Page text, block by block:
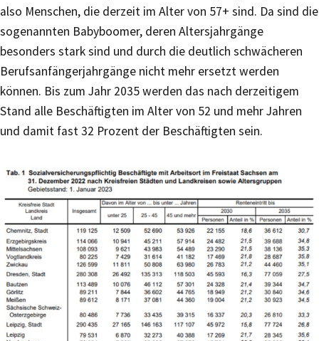
also Menschen, die derzeit im Alter von 57+ sind. Da sind die
sogenannten Babyboomer, deren Altersjahrgänge
besonders stark sind und durch die deutlich schwächeren
Berufsanfängerjahrgänge nicht mehr ersetzt werden
können. Bis zum Jahr 2035 werden das nach derzeitigem
Stand alle Beschäftigten im Alter von 52 und mehr Jahren
und damit fast 32 Prozent der Beschäftigten sein.